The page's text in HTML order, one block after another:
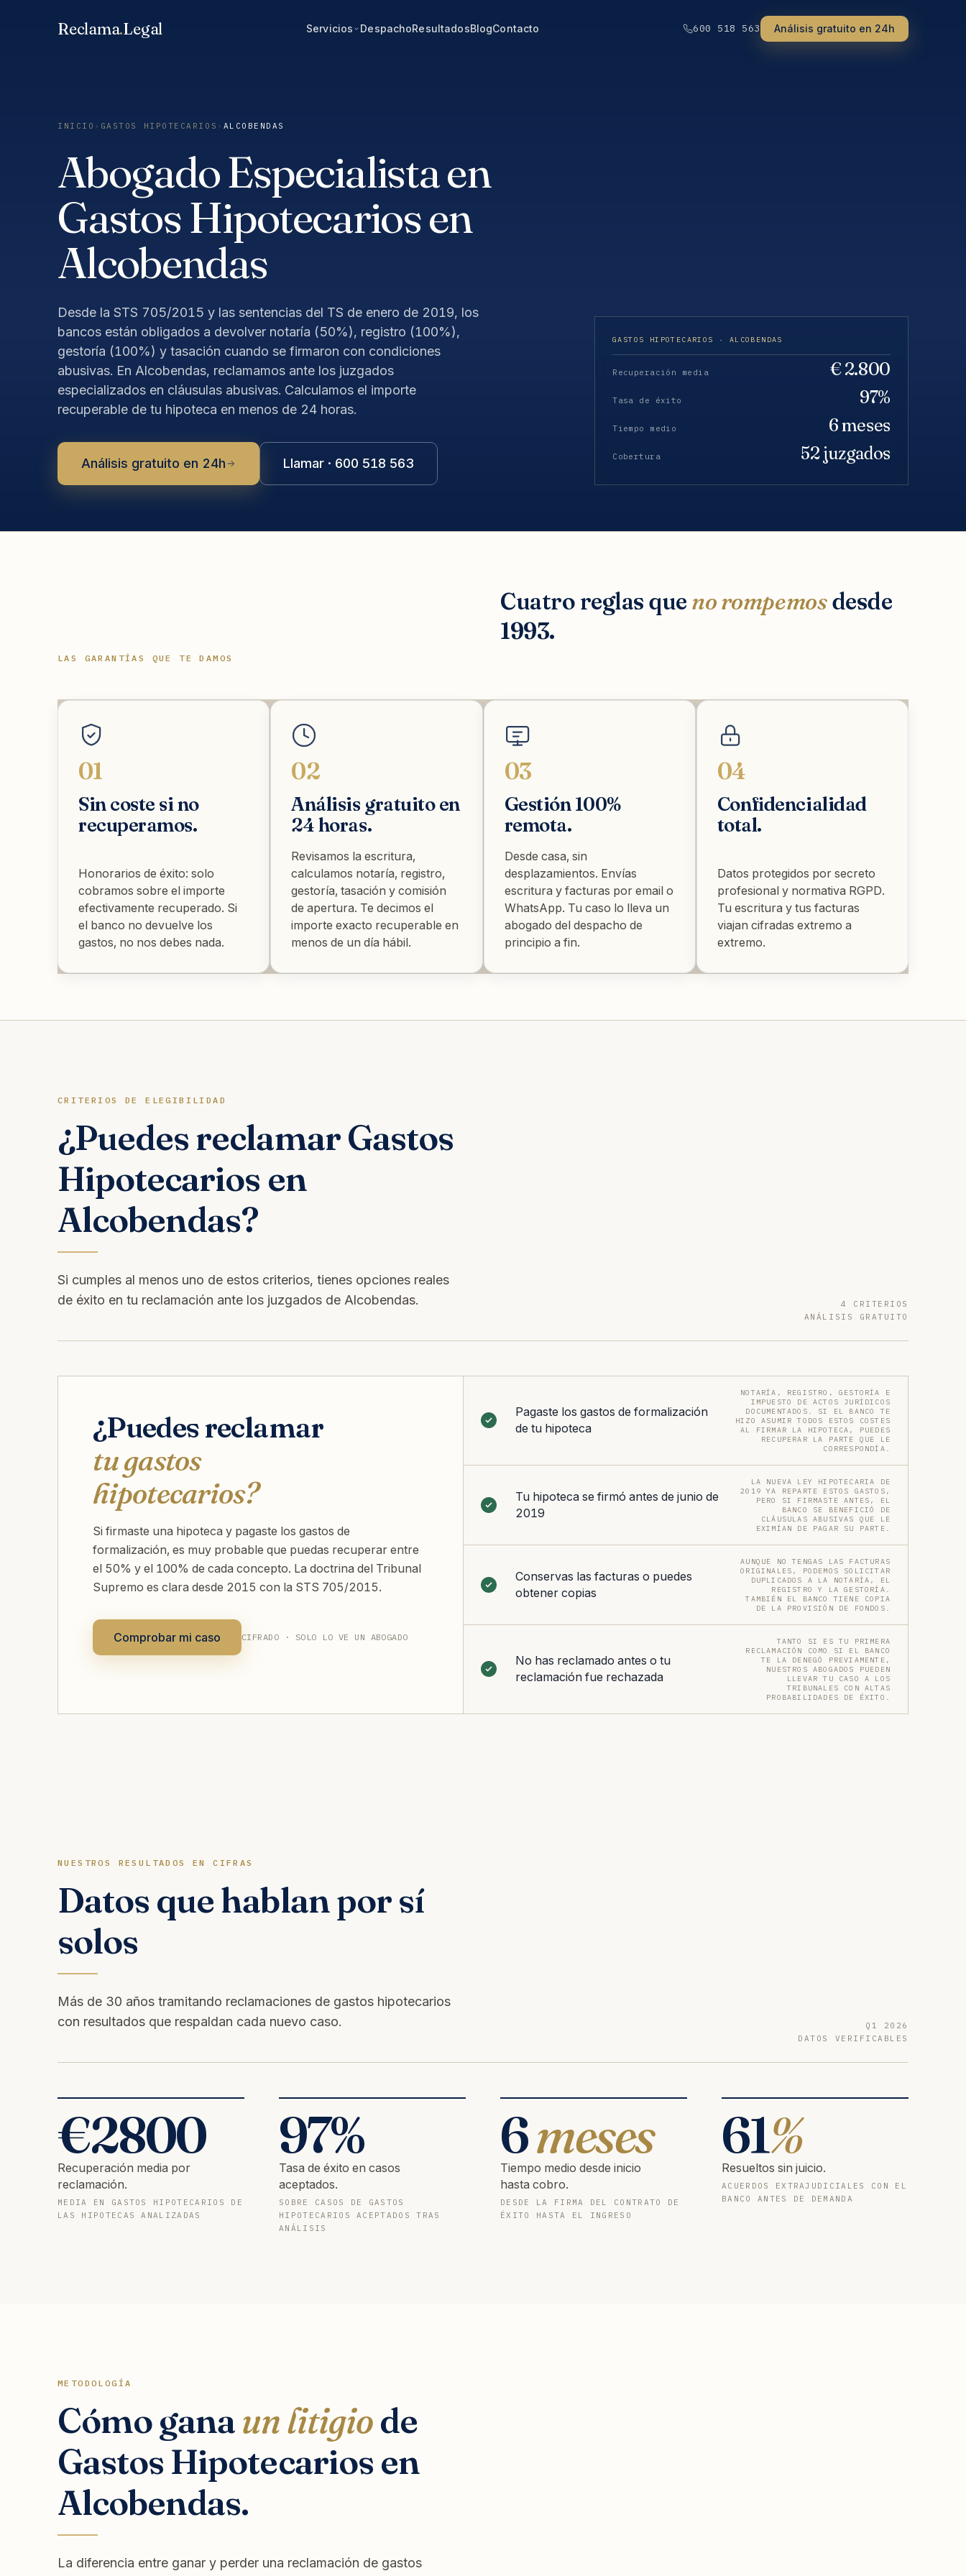
Reclama.Legal Servicios DespachoResultadosBlogContacto 600 518 563 Análisis gratuito en 24h
INICIO › GASTOS HIPOTECARIOS › ALCOBENDAS
Abogado Especialista en
Gastos Hipotecarios en
Alcobendas
Desde la STS 705/2015 y las sentencias del TS de enero de 2019, los
bancos están obligados a devolver notaría (50%), registro (100%),
gestoría (100%) y tasación cuando se firmaron con condiciones
abusivas. En Alcobendas, reclamamos ante los juzgados
especializados en cláusulas abusivas. Calculamos el importe
recuperable de tu hipoteca en menos de 24 horas.
Análisis gratuito en 24h Llamar · 600 518 563
GASTOS HIPOTECARIOS · ALCOBENDAS
Recuperación media € 2.800
Tasa de éxito 97%
Tiempo medio 6 meses
Cobertura 52 juzgados
LAS GARANTÍAS QUE TE DAMOS
Cuatro reglas que no rompemosdesde
1993.
01
Sin coste si no
recuperamos.
Honorarios de éxito: solo
cobramos sobre el importe
efectivamente recuperado. Si
el banco no devuelve los
gastos, no nos debes nada.
02
Análisis gratuito en
24 horas.
Revisamos la escritura,
calculamos notaría, registro,
gestoría, tasación y comisión
de apertura. Te decimos el
importe exacto recuperable en
menos de un día hábil.
03
Gestión 100%
remota.
Desde casa, sin
desplazamientos. Envías
escritura y facturas por email o
WhatsApp. Tu caso lo lleva un
abogado del despacho de
principio a fin.
04
Confidencialidad
total.
Datos protegidos por secreto
profesional y normativa RGPD.
Tu escritura y tus facturas
viajan cifradas extremo a
extremo.
CRITERIOS DE ELEGIBILIDAD
¿Puedes reclamar Gastos
Hipotecarios en
Alcobendas?
Si cumples al menos uno de estos criterios, tienes opciones reales
de éxito en tu reclamación ante los juzgados de Alcobendas.
4 CRITERIOS
ANÁLISIS GRATUITO
¿Puedes reclamar
tu gastos
hipotecarios?
Si firmaste una hipoteca y pagaste los gastos de
formalización, es muy probable que puedas recuperar entre
el 50% y el 100% de cada concepto. La doctrina del Tribunal
Supremo es clara desde 2015 con la STS 705/2015.
Comprobar mi caso CIFRADO · SOLO LO VE UN ABOGADO
Pagaste los gastos de formalización
de tu hipoteca
NOTARÍA, REGISTRO, GESTORÍA E
IMPUESTO DE ACTOS JURÍDICOS
DOCUMENTADOS. SI EL BANCO TE
HIZO ASUMIR TODOS ESTOS COSTES
AL FIRMAR LA HIPOTECA, PUEDES
RECUPERAR LA PARTE QUE LE
CORRESPONDÍA.
Tu hipoteca se firmó antes de junio de
2019
LA NUEVA LEY HIPOTECARIA DE
2019 YA REPARTE ESTOS GASTOS,
PERO SI FIRMASTE ANTES, EL
BANCO SE BENEFICIÓ DE
CLÁUSULAS ABUSIVAS QUE LE
EXIMÍAN DE PAGAR SU PARTE.
Conservas las facturas o puedes
obtener copias
AUNQUE NO TENGAS LAS FACTURAS
ORIGINALES, PODEMOS SOLICITAR
DUPLICADOS A LA NOTARÍA, EL
REGISTRO Y LA GESTORÍA.
TAMBIÉN EL BANCO TIENE COPIA
DE LA PROVISIÓN DE FONDOS.
No has reclamado antes o tu
reclamación fue rechazada
TANTO SI ES TU PRIMERA
RECLAMACIÓN COMO SI EL BANCO
TE LA DENEGÓ PREVIAMENTE,
NUESTROS ABOGADOS PUEDEN
LLEVAR TU CASO A LOS
TRIBUNALES CON ALTAS
PROBABILIDADES DE ÉXITO.
NUESTROS RESULTADOS EN CIFRAS
Datos que hablan por sí
solos
Más de 30 años tramitando reclamaciones de gastos hipotecarios
con resultados que respaldan cada nuevo caso.
Q1 2026
DATOS VERIFICABLES
€2800
Recuperación media por
reclamación.
MEDIA EN GASTOS HIPOTECARIOS DE
LAS HIPOTECAS ANALIZADAS
97%
Tasa de éxito en casos
aceptados.
SOBRE CASOS DE GASTOS
HIPOTECARIOS ACEPTADOS TRAS
ANÁLISIS
6meses
Tiempo medio desde inicio
hasta cobro.
DESDE LA FIRMA DEL CONTRATO DE
ÉXITO HASTA EL INGRESO
61%
Resueltos sin juicio.
ACUERDOS EXTRAJUDICIALES CON EL
BANCO ANTES DE DEMANDA
METODOLOGÍA
Cómo ganaun litigiode
Gastos Hipotecarios en
Alcobendas.
La diferencia entre ganar y perder una reclamación de gastos